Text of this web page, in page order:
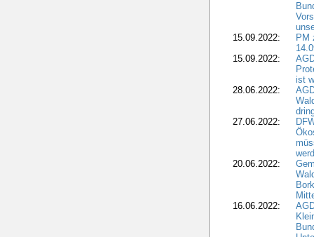
15.09.2022:
PM
15.09.2022:
ist
28.06.2022:
27.06.2022:
20.06.2022:
16.06.2022: